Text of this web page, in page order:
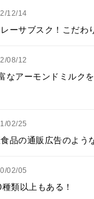
12/14
ーサブスク！こだわ
08/12
なアーモンドミルク
02/25
品の通販広告のよ
02/05
類以上もある！